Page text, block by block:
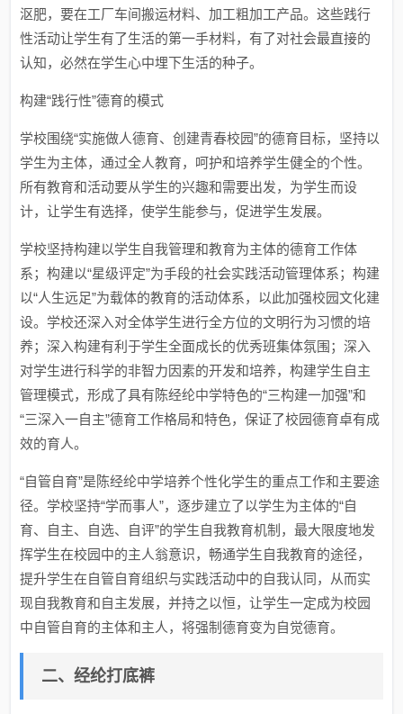
沤肥，要在工厂车间搬运材料、加工粗加工产品。这些践行
性活动让学生有了生活的第一手材料，有了对社会最直接的
认知，必然在学生心中埋下生活的种子。
构建“践行性”德育的模式
学校围绕“实施做人德育、创建青春校园”的德育目标，坚持以
学生为主体，通过全人教育，呵护和培养学生健全的个性。
所有教育和活动要从学生的兴趣和需要出发，为学生而设
计，让学生有选择，使学生能参与，促进学生发展。
学校坚持构建以学生自我管理和教育为主体的德育工作体
系；构建以“星级评定”为手段的社会实践活动管理体系；构建
以“人生远足”为载体的教育的活动体系，以此加强校园文化建
设。学校还深入对全体学生进行全方位的文明行为习惯的培
养；深入构建有利于学生全面成长的优秀班集体氛围；深入
对学生进行科学的非智力因素的开发和培养，构建学生自主
管理模式，形成了具有陈经纶中学特色的“三构建一加强”和
“三深入一自主”德育工作格局和特色，保证了校园德育卓有成
效的育人。
“自管自育”是陈经纶中学培养个性化学生的重点工作和主要途
径。学校坚持“学而事人”，逐步建立了以学生为主体的“自
育、自主、自选、自评”的学生自我教育机制，最大限度地发
挥学生在校园中的主人翁意识，畅通学生自我教育的途径，
提升学生在自管自育组织与实践活动中的自我认同，从而实
现自我教育和自主发展，并持之以恒，让学生一定成为校园
中自管自育的主体和主人，将强制德育变为自觉德育。
二、经纶打底裤